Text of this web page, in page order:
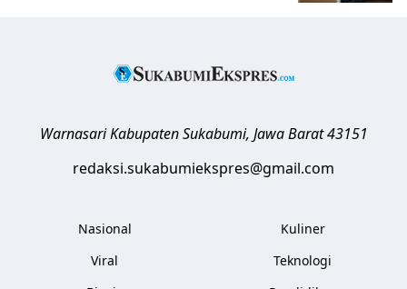
Warnasari Kabupaten Sukabumi, Jawa Barat 43151
redaksi.sukabumiekspres@gmail.com
Nasional
Viral
Kuliner
Teknologi